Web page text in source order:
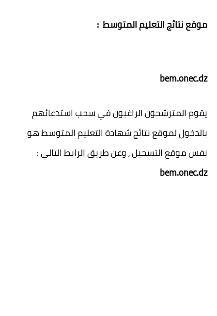
موقع نتائج التعليم المتوسط :
bem.onec.dz
يقوم المترشحون الراغبون في سحب استدعائهم
بالدخول لموقع نتائج شهادة التعليم المتوسط هو
نفس موقع التسجيل ، وعن طريق الرابط التالي :
bem.onec.dz